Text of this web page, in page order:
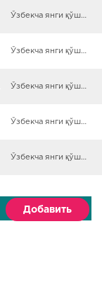
Ўзбекча янги қўшиқлар
Ўзбекча янги қўшиқлар
Ўзбекча янги қўшиқлар
Ўзбекча янги қўшиқлар
Ўзбекча янги қўшиқлар
Добавить